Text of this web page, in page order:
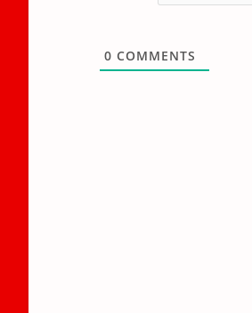
0 COMMENTS